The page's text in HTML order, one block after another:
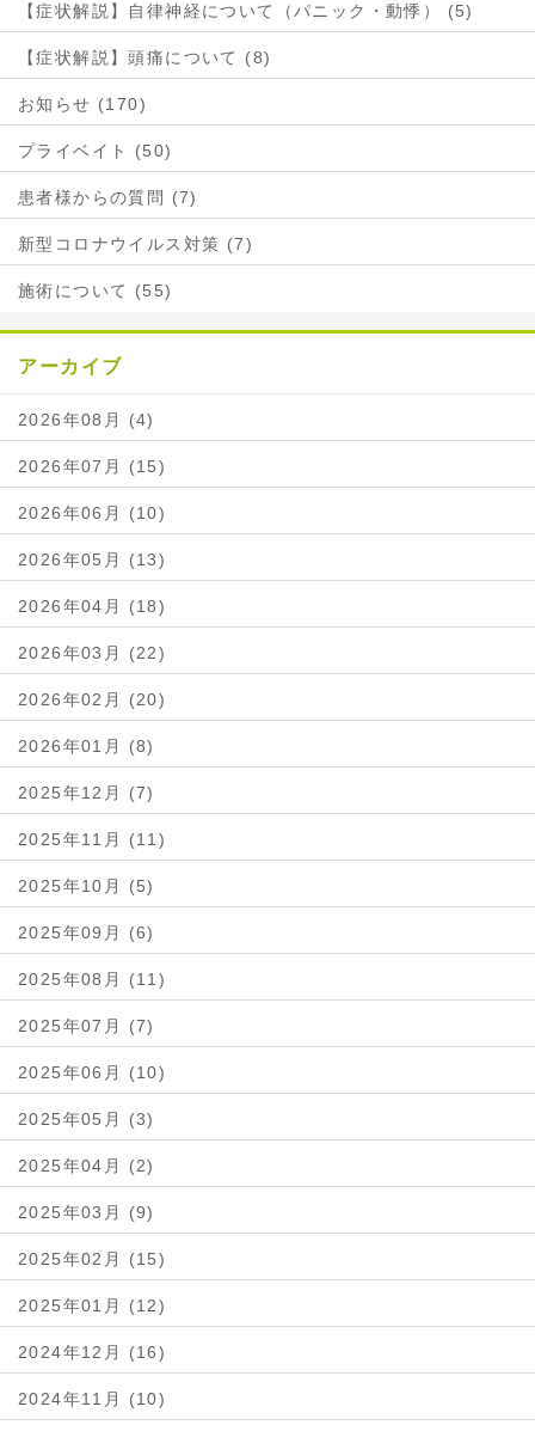
【症状解説】自律神経について（パニック・動悸） (5)
【症状解説】頭痛について (8)
お知らせ (170)
プライベイト (50)
患者様からの質問 (7)
新型コロナウイルス対策 (7)
施術について (55)
アーカイブ
2026年08月 (4)
2026年07月 (15)
2026年06月 (10)
2026年05月 (13)
2026年04月 (18)
2026年03月 (22)
2026年02月 (20)
2026年01月 (8)
2025年12月 (7)
2025年11月 (11)
2025年10月 (5)
2025年09月 (6)
2025年08月 (11)
2025年07月 (7)
2025年06月 (10)
2025年05月 (3)
2025年04月 (2)
2025年03月 (9)
2025年02月 (15)
2025年01月 (12)
2024年12月 (16)
2024年11月 (10)